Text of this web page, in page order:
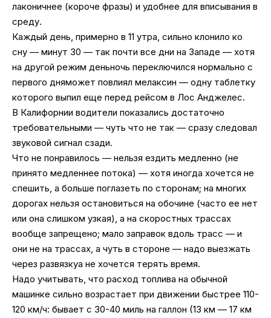
лаконичнее (короче фразы) и удобнее для вписывания в
среду.
Каждый день, примерно в 11 утра, сильно клонило ко
сну — минут 30 — так почти все дни на Западе — хотя
на другой режим деньночь переключился нормально с
первого дняможет повлиял мелаксин — одну таблетку
которого выпил еще перед рейсом в Лос Анджелес.
В Калифорнии водители показались достаточно
требовательными — чуть что не так — сразу следовал
звуковой сигнал сзади.
Что не понравилось — нельзя ездить медленно (не
принято медленнее потока) — хотя иногда хочется не
спешить, а больше поглазеть по сторонам; на многих
дорогах нельзя остановиться на обочине (часто ее нет
или она слишком узкая), а на скоростных трассах
вообще запрещено; мало заправок вдоль трасс — и
они не на трассах, а чуть в стороне — надо выезжать
через развязкуа не хочется терять время.
Надо учитывать, что расход топлива на обычной
машинке сильно возрастает при движении быстрее 110-
120 км/ч: бывает с 30-40 миль на галлон (13 км — 17 км